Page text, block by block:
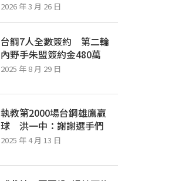
2026 年 3 月 26 日
台鋼7人全數簽約 第二輪
內野手朱盟簽約金480萬
2025 年 8 月 29 日
執教第2000場台鋼雄鷹贏
球 洪一中：謝謝選手們
2025 年 4 月 13 日